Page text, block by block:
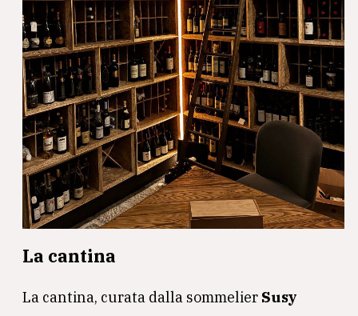
La cantina
La cantina, curata dalla sommelier Susy